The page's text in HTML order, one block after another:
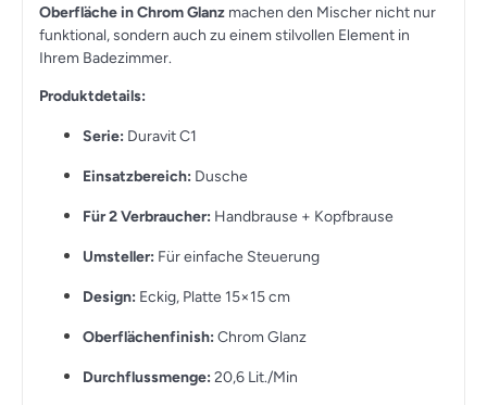
Oberfläche in Chrom Glanz machen den Mischer nicht nur
funktional, sondern auch zu einem stilvollen Element in
Ihrem Badezimmer.
Produktdetails:
Serie: Duravit C1
Einsatzbereich: Dusche
Für 2 Verbraucher: Handbrause + Kopfbrause
Umsteller: Für einfache Steuerung
Design: Eckig, Platte 15×15 cm
Oberflächenfinish: Chrom Glanz
Durchflussmenge: 20,6 Lit./Min